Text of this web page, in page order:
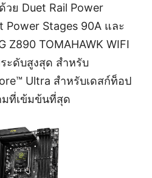
ย Duet Rail Power
Power Stages 90A และ
TOMAHAWK WIFI
ะดับสูงสุด สำหรับ
Ultra สำหรับเดสก์ท็อป
มที่เข้มข้นที่สุด